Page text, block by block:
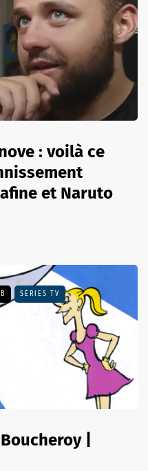
: voilà ce
et Naruto
SÉRIES TV
|